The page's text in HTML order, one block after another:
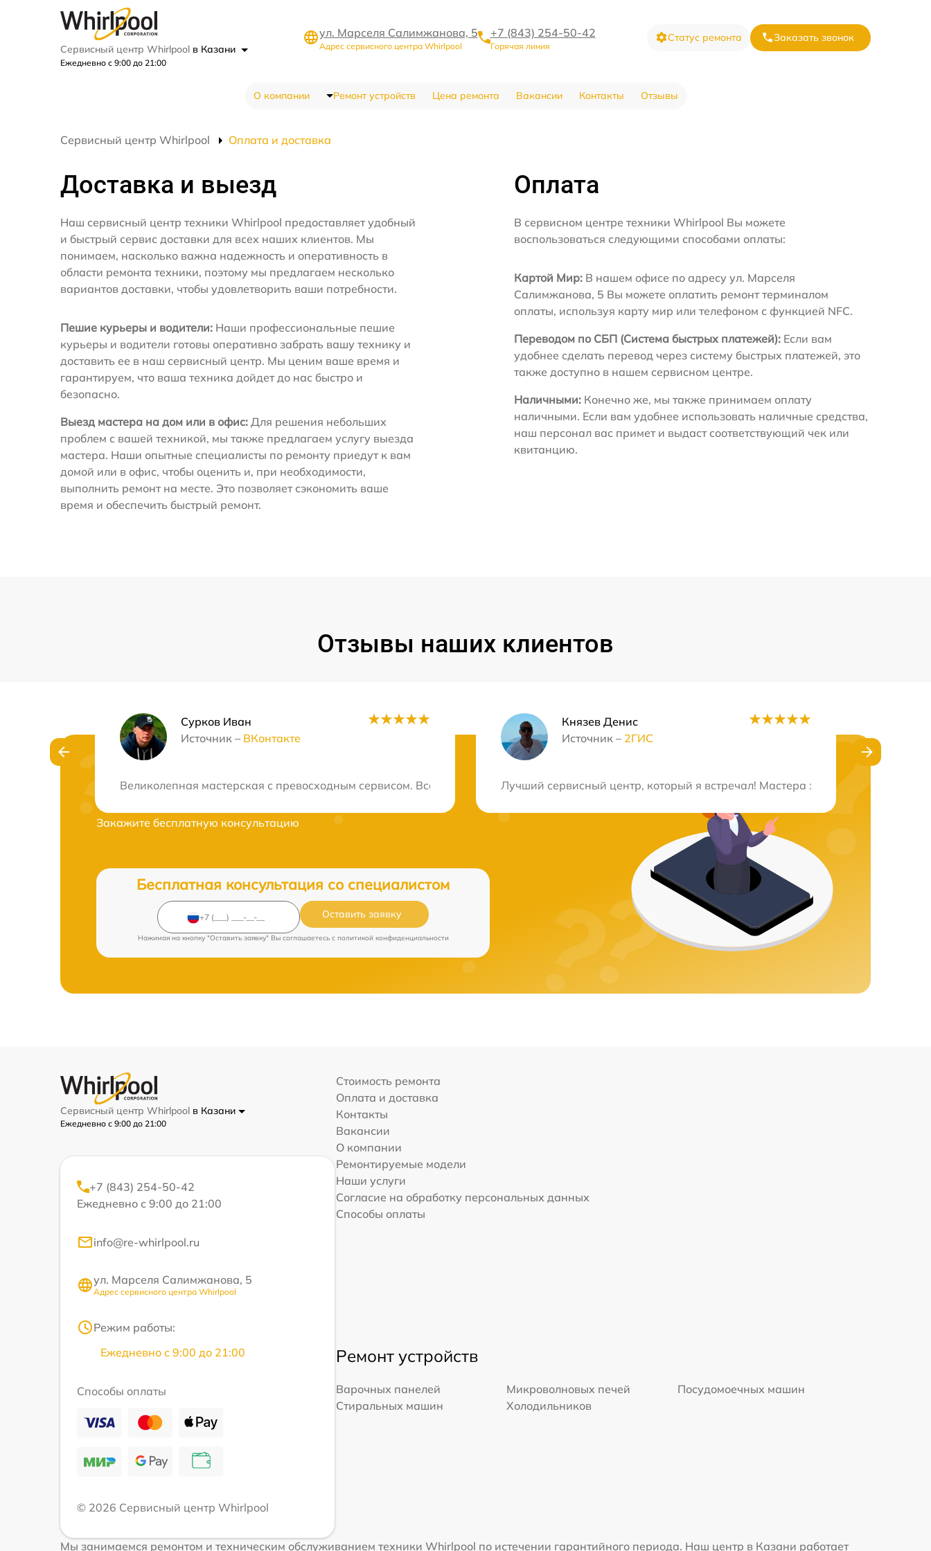
Сервисный центр Whirlpool в Казани
Ежедневно с 9:00 до 21:00
ул. Марселя Салимжанова, 5
Адрес сервисного центра Whirlpool
+7 (843) 254-50-42
Горячая линия
Статус ремонта Заказать звонок
О компании Ремонт устройств Цена ремонта Вакансии Контакты Отзывы
Сервисный центр Whirlpool Оплата и доставка
Доставка и выезд
Наш сервисный центр техники Whirlpool предоставляет удобный
и быстрый сервис доставки для всех наших клиентов. Мы
понимаем, насколько важна надежность и оперативность в
области ремонта техники, поэтому мы предлагаем несколько
вариантов доставки, чтобы удовлетворить ваши потребности.
Пешие курьеры и водители: Наши профессиональные пешие
курьеры и водители готовы оперативно забрать вашу технику и
доставить ее в наш сервисный центр. Мы ценим ваше время и
гарантируем, что ваша техника дойдет до нас быстро и
безопасно.
Выезд мастера на дом или в офис: Для решения небольших
проблем с вашей техникой, мы также предлагаем услугу выезда
мастера. Наши опытные специалисты по ремонту приедут к вам
домой или в офис, чтобы оценить и, при необходимости,
выполнить ремонт на месте. Это позволяет сэкономить ваше
время и обеспечить быстрый ремонт.
Оплата
В сервисном центре техники Whirlpool Вы можете
воспользоваться следующими способами оплаты:
Картой Мир: В нашем офисе по адресу ул. Марселя
Салимжанова, 5 Вы можете оплатить ремонт терминалом
оплаты, используя карту мир или телефоном с функцией NFC.
Переводом по СБП (Система быстрых платежей): Если вам
удобнее сделать перевод через систему быстрых платежей, это
также доступно в нашем сервисном центре.
Наличными: Конечно же, мы также принимаем оплату
наличными. Если вам удобнее использовать наличные средства,
наш персонал вас примет и выдаст соответствующий чек или
квитанцию.
Отзывы наших клиентов
Сурков Иван
Источник – ВКонтакте
Великолепная мастерская с превосходным сервисом. Все сделали оперативно и качественно. Техника снова работает как надо, а мастера были
Князев Денис
Источник – 2ГИС
Лучший сервисный центр, который я встречал! Мастера знают свою работу,
Нужна консультация?
Закажите бесплатную консультацию
Бесплатная консультация со специалистом
Оставить заявку
Нажимая на кнопку "Оставить заявку" Вы соглашаетесь c политикой конфиденциальности
Сервисный центр Whirlpool в Казани
Ежедневно с 9:00 до 21:00
+7 (843) 254-50-42
Ежедневно с 9:00 до 21:00
info@re-whirlpool.ru
ул. Марселя Салимжанова, 5
Адрес сервисного центра Whirlpool
Режим работы:
Ежедневно с 9:00 до 21:00
Способы оплаты
© 2026 Сервисный центр Whirlpool
Стоимость ремонта
Оплата и доставка
Контакты
Вакансии
О компании
Ремонтируемые модели
Наши услуги
Согласие на обработку персональных данных
Способы оплаты
Ремонт устройств
Варочных панелей Микроволновых печей
Посудомоечных машин
Стиральных машин
Холодильников
Мы занимаемся ремонтом и техническим обслуживанием техники Whirlpool по истечении гарантийного периода. Наш центр в Казани работает